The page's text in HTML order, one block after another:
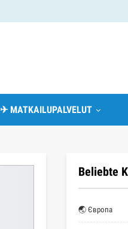
✈ MATKAILUPALVELUT
Beliebte
🌏 Європа